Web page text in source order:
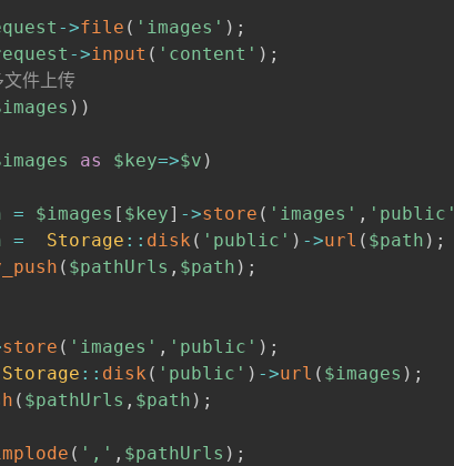
->file ( 'images' ) ;
->input ( 'content' ) ;
件上传
) )
as $key=>$v )
= $images [ $key] ->store ( 'images' , 'public'
= Storage :: disk ( 'public' ) ->url ( $path ) ;
( $pathUrls , $path ) ;
store ( 'images' , 'public' ) ;
Storage :: disk ( 'public' ) ->url ( $images ) ;
( $pathUrls , $path ) ;
( ',' , $pathUrls ) ;